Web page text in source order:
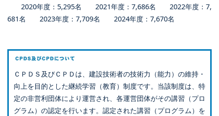
2020年度：5,295名 2021年度：7,686名 2022年度：7,
681名 2023年度：7,709名 2024年度：7,670名
ＣＰＤＳ及びＣＰＤは、建設技術者の技術力（能力）の維持・
向上を目的とした継続学習（教育）制度です。当該制度は、特
定の非営利団体により運営され、各運営団体がその講習（プロ
グラム）の認定を行います。認定された講習（プログラム）を